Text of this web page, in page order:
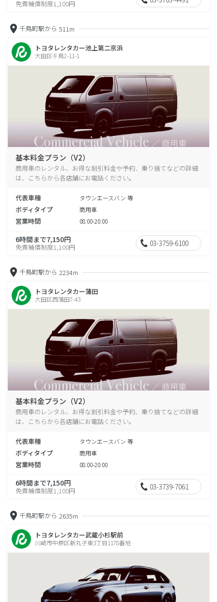
免責補償制度1,100円
千鳥町駅から 511m
トヨタレンタカー池上第二京浜
大田区千鳥2-11-1
基本料金プラン（V2）
商用車のレンタル、お得な割引料金や予約、乗り捨てなどの詳細
は、こちらから各店舗にお電話ください。
代表車種 タウンエースバン 等
ボディタイプ 商用車
営業時間 08:00-20:00
6時間まで7,150円
免責補償制度1,100円 03-3759-6100
千鳥町駅から 2234m
トヨタレンタカー蒲田
大田区西蒲田7-43
基本料金プラン（V2）
商用車のレンタル、お得な割引料金や予約、乗り捨てなどの詳細
は、こちらから各店舗にお電話ください。
代表車種 タウンエースバン 等
ボディタイプ 商用車
営業時間 08:00-20:00
6時間まで7,150円
免責補償制度1,100円 03-3739-7061
千鳥町駅から 2635m
トヨタレンタカー武蔵小杉駅前
川崎市中原区新丸子東3丁目1178番地